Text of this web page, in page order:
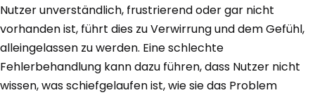
Nutzer unverständlich, frustrierend oder gar nicht
vorhanden ist, führt dies zu Verwirrung und dem Gefühl,
alleingelassen zu werden. Eine schlechte
Fehlerbehandlung kann dazu führen, dass Nutzer nicht
wissen, was schiefgelaufen ist, wie sie das Problem